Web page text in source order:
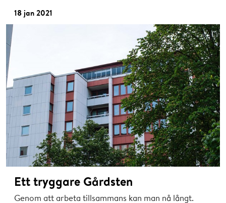
18 jan 2021
Ett tryggare Gårdsten
Genom att arbeta tillsammans kan man nå långt.